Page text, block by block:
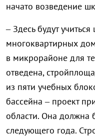
начато возведение
– Здесь будут
многоквартирных
в микрорайоне для
отведена,
из пяти учебных
бассейна – проект
области. Она должна
следующего года.